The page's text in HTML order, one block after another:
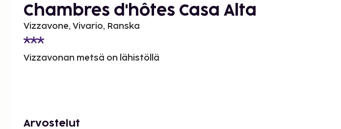
Chambres d'hôtes Casa Alta
Vizzavone, Vivario, Ranska
Vizzavonan metsä on lähistöllä
Arvostelut